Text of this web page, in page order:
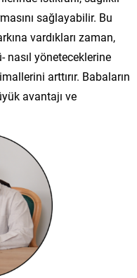
sağlayabilir. Bu
vardıkları zaman,
nasıl yöneteceklerine
arttırır. Babaların
avantajı ve